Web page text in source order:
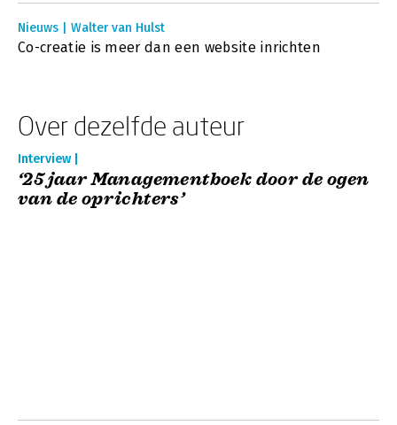
Nieuws | Walter van Hulst
Co-creatie is meer dan een website inrichten
Over dezelfde auteur
Interview |
‘25 jaar Managementboek door de ogen
van de oprichters’